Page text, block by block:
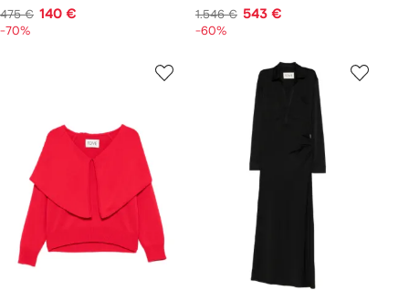
475 € 140 €
-70%
1.546 € 543 €
-60%